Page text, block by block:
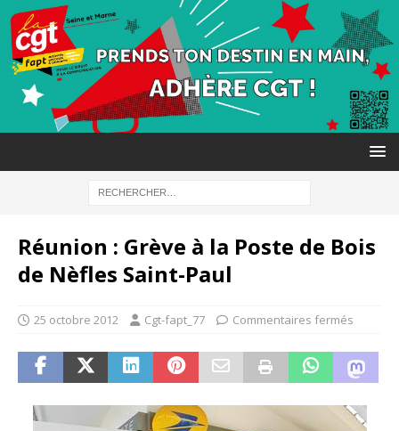
Réunion : Grève à la Poste de Bois
de Nèfles Saint-Paul
25 octobre 2012 Cgt-fapt_77 Commentaires fermés